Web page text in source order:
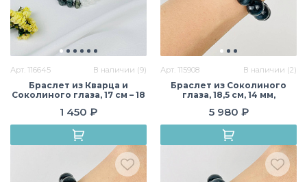
Арт. 116645 В наличии (9)
Браслет из Кварца и
Соколиного глаза, 17 см – 18
Граненый, Бразилия
1 450 ₽
Арт. 115908 В наличии (2)
Браслет из Соколиного
глаза, 18,5 см, 14 мм,
5 980 ₽